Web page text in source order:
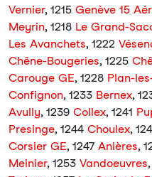
Vernier, 1215 Genève 15
Meyrin, 1218 Le Grand-
Les Avanchets, 1222
Chêne-Bougeries, 1225
Carouge GE, 1228 Plan-
Confignon, 1233 Bernex,
Avully, 1239 Collex, 1241
Presinge, 1244 Choulex,
Corsier GE, 1247 Anières,
Meinier, 1253 Vandoeuvres